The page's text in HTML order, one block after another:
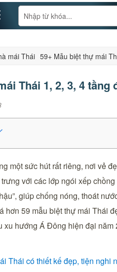
mái Thái 59+ Mẫu biệt thự mái
Thái 1, 2, 3, 4
một sức hút rất riêng, nơi vẻ
với các lớp ngói xếp
giúp chống nóng, thoát
hơn 59 mẫu biệt thự mái Thái
xu hướng Á Đông hiện đại năm
Thái có thiết kế đẹp, tiện nghi